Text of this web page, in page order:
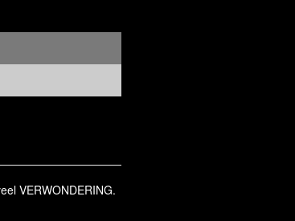
VERWONDERING.